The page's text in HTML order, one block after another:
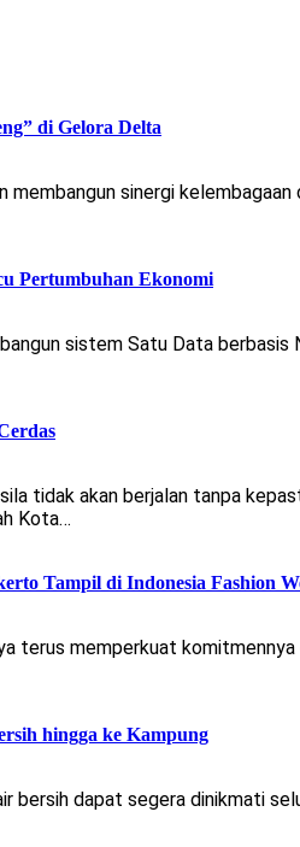
di Gelora Delta
sinergi
Pertumbuhan Ekonomi
sistem Satu Data berbasis
tidak akan berjalan tanpa
Kota…
Tampil di Indonesia Fashion
terus memperkuat
hingga ke Kampung
bersih dapat segera dinikmati